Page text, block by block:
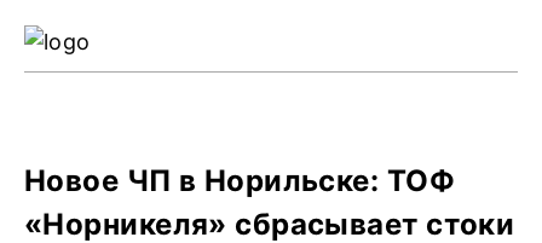
Новое ЧП в Норильске: ТОФ
«Норникеля» сбрасывает стоки